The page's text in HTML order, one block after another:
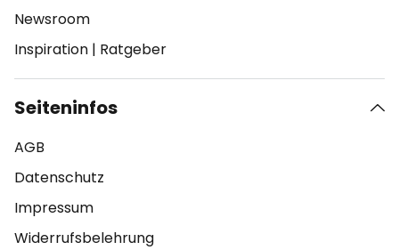
Newsroom
Inspiration | Ratgeber
Seiteninfos
AGB
Datenschutz
Impressum
Widerrufsbelehrung